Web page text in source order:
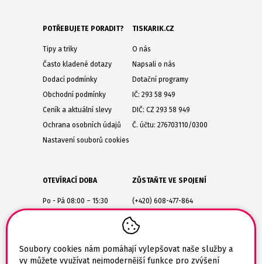
Soubory cookies nám pomáhají vylepšovat naše služby a
vy můžete využívat nejmodernější funkce pro zvýšení
POTŘEBUJETE PORADIT?
Tipy a triky
Často kladené dotazy
Dodací podmínky
Obchodní podmínky
Ceník a aktuální slevy
Ochrana osobních údajů
Nastavení souborů cookies
TISKARIK.CZ
O nás
Napsali o nás
Dotační programy
IČ: 293 58 949
DIČ: CZ 293 58 949
Č. účtu: 276703110/0300
OTEVÍRACÍ DOBA
Po - Pá 08:00 – 15:30
Jaroměřice nad Rokytnou
675 51
ZŮSTAŇTE VE SPOJENÍ
(+420) 608-477-864